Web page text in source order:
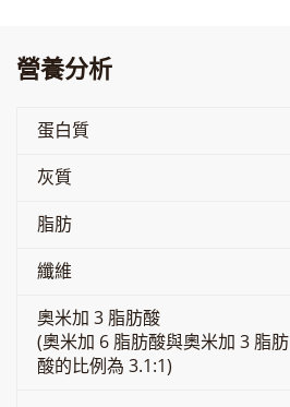
營養分析
蛋白質
灰質
脂肪
纖維
奧米加 3 脂肪酸
(奧米加 6 脂肪酸與奧米加 3 脂肪
酸的比例為 3.1:1)